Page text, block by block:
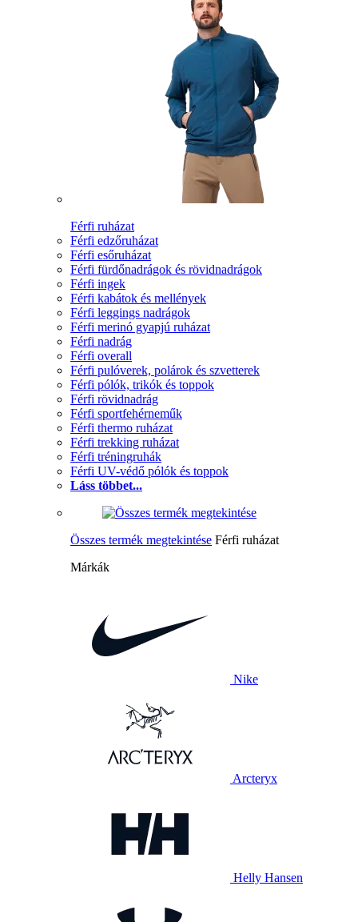
Férfi ruházat
Férfi edzőruházat
Férfi esőruházat
Férfi fürdőnadrágok és rövidnadrágok
Férfi ingek
Férfi kabátok és mellények
Férfi leggings nadrágok
Férfi merinó gyapjú ruházat
Férfi nadrág
Férfi overall
Férfi pulóverek, polárok és szvetterek
Férfi pólók, trikók és toppok
Férfi rövidnadrág
Férfi sportfehérneműk
Férfi thermo ruházat
Férfi trekking ruházat
Férfi tréningruhák
Férfi UV-védő pólók és toppok
Láss többet...
Összes termék megtekintése Férfi ruházat
Márkák
Nike
Arcteryx
Helly Hansen